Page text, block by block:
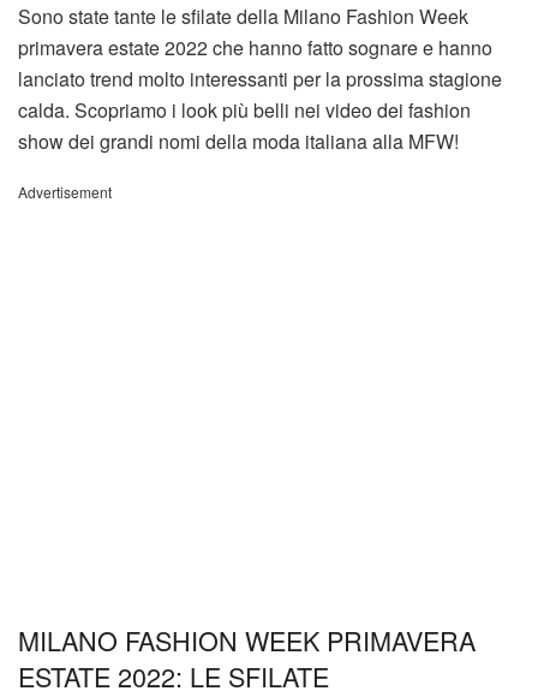
Sono state tante le sfilate della Milano Fashion Week
primavera estate 2022 che hanno fatto sognare e hanno
lanciato trend molto interessanti per la prossima stagione
calda. Scopriamo i look più belli nei video dei fashion
show dei grandi nomi della moda italiana alla MFW!
Advertisement
MILANO FASHION WEEK PRIMAVERA
ESTATE 2022: LE SFILATE